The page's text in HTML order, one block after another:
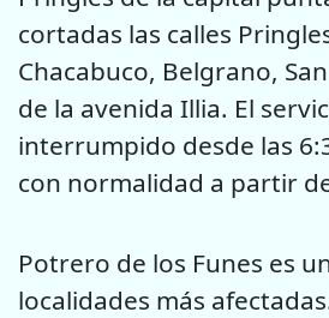
cortadas las calles
Chacabuco, Belgrano,
de la avenida Illia. El
interrumpido desde las
con normalidad a partir
Potrero de los Funes es
localidades más